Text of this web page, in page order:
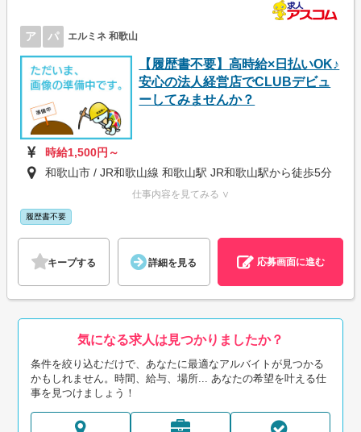
ア パ エルミネ 和歌山
【履歴書不要】高時給×日払いOK♪
安心の法人経営店でCLUBデビュ
ーしてみませんか？
時給1,500円～
和歌山市 / JR和歌山線 和歌山駅 JR和歌山駅から徒歩5分
仕事内容を見てみる ∨
履歴書不要
キープする 詳細を見る 応募画面に進む
気になる求人は見つかりましたか？
条件を絞り込むだけで、あなたに最適なアルバイトが見つかる
かもしれません。時間、給与、場所... あなたの希望を叶える仕
事を見つけましょう！